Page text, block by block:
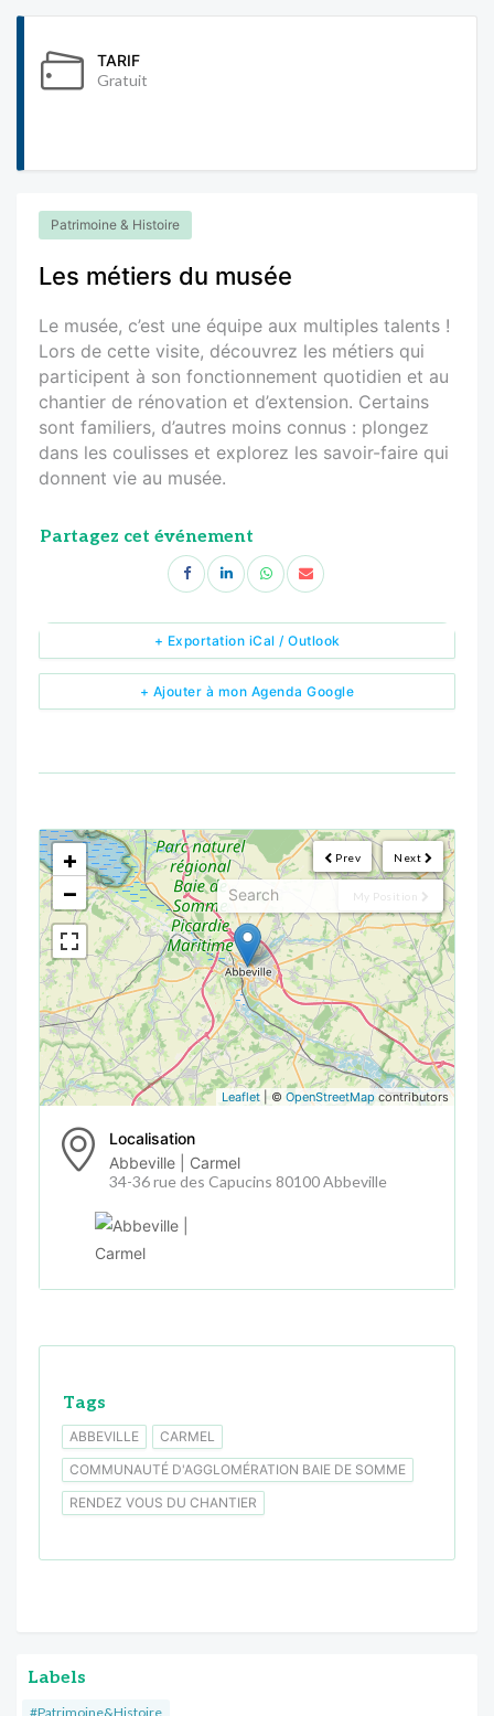
TARIF
Gratuit
Patrimoine & Histoire
Les métiers du musée
Le musée, c’est une équipe aux multiples talents !
Lors de cette visite, découvrez les métiers qui
participent à son fonctionnement quotidien et au
chantier de rénovation et d’extension. Certains
sont familiers, d’autres moins connus : plongez
dans les coulisses et explorez les savoir-faire qui
donnent vie au musée.
Partagez cet événement
+ Ajouter à mon Agenda Google
+ Exportation iCal / Outlook
Next
Prev
My Position
<!---->
+
−
Leaflet | © OpenStreetMap contributors
Localisation
Abbeville | Carmel
34-36 rue des Capucins 80100 Abbeville
Tags
ABBEVILLE
CARMEL
COMMUNAUTÉ D'AGGLOMÉRATION BAIE DE SOMME
RENDEZ VOUS DU CHANTIER
Labels
#Patrimoine&Histoire